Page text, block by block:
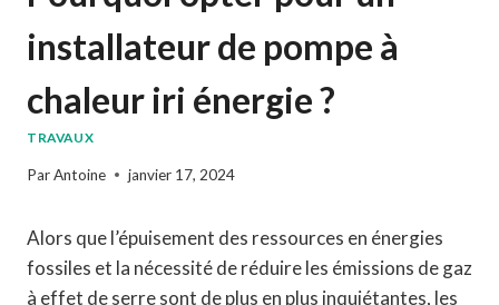
installateur de pompe à
chaleur iri énergie ?
TRAVAUX
ParAntoine janvier 17, 2024
Alors que l’épuisement des ressources en énergies
fossiles et la nécessité de réduire les émissions de gaz
à effet de serre sont de plus en plus inquiétantes, les